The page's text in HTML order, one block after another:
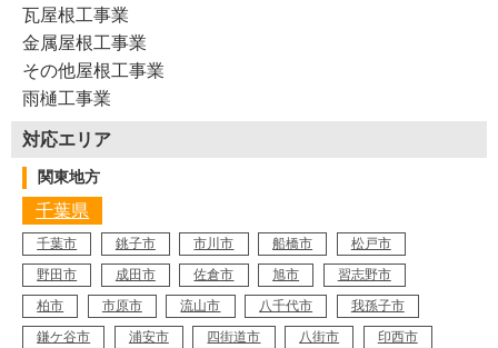
瓦屋根工事業
金属屋根工事業
その他屋根工事業
雨樋工事業
対応エリア
関東地方
千葉県
千葉市 銚子市 市川市 船橋市
松戸市
野田市
成田市 佐倉市 旭市
習志野市
柏市
市原市 流山市 八千代市
我孫子市
鎌ケ谷市
浦安市 四街道市 八街市
印西市